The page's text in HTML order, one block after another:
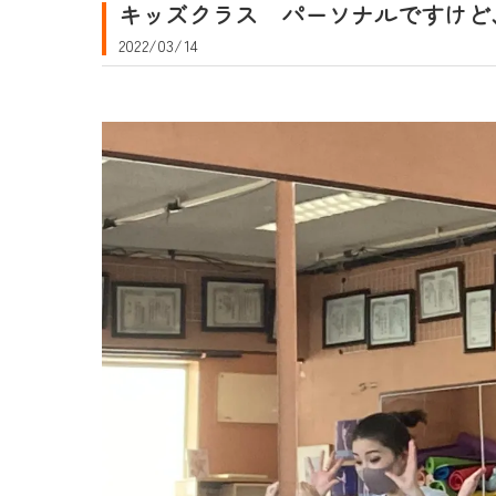
キッズクラス パーソナルですけど
2022/03/14